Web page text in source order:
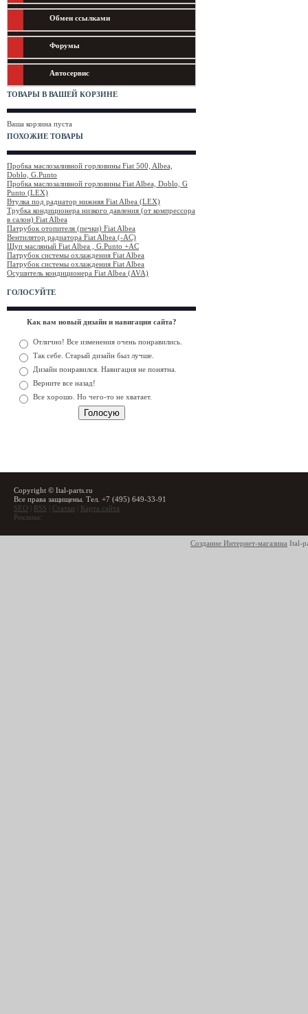
Обмен ссылками
Форумы
Автосервис
ТОВАРЫ В ВАШЕЙ КОРЗИНЕ
Ваша корзина пуста
ПОХОЖИЕ ТОВАРЫ
Пробка маслозаливной горловины Fiat 500, Albea,
Doblo, G.Punto
Пробка маслозаливной горловины Fiat Albea, Doblo, G
Punto (LEX)
Втулка под радиатор нижняя Fiat Albea (LEX)
Трубка кондиционера низкого давления (от компрессора
в салон) Fiat Albea
Патрубок отопителя (печки) Fiat Albea
Вентилятор радиатора Fiat Albea (-AC)
Щуп масляный Fiat Albea , G.Punto +AC
Патрубок системы охлаждения Fiat Albea
Патрубок системы охлаждения Fiat Albea
Осушитель кондиционера Fiat Albea (AVA)
ГОЛОСУЙТЕ
Как вам новый дизайн и навигация сайта?
Отлично! Все изменения очень понравились.
Так себе. Старый дизайн был лучше.
Дизайн понравился. Навигация не понятна.
Верните все назад!
Все хорошо. Но чего-то не хватает.
Copyright © Ital-parts.ru
Все права защищены. Тел. +7 (495) 649-33-91
SEO
RSS Статьи
Карта сайта
Реклама:
Создание Интернет-магазина Ital-